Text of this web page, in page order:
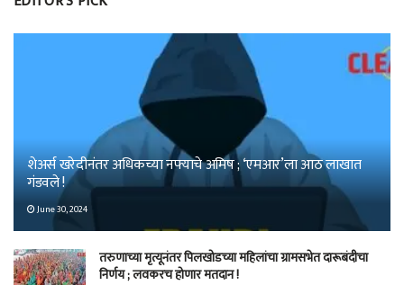
शेअर्स खरेदीनंतर अधिकच्या नफ्याचे अमिष ; ‘एमआर’ला आठ लाखात
गंडवले !
June 30, 2024
तरुणाच्या मृत्यूनंतर पिलखोडच्या महिलांचा ग्रामसभेत दारूबंदीचा
निर्णय ; लवकरच होणार मतदान !